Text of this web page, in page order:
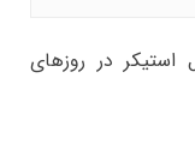
استیکر در روزهای